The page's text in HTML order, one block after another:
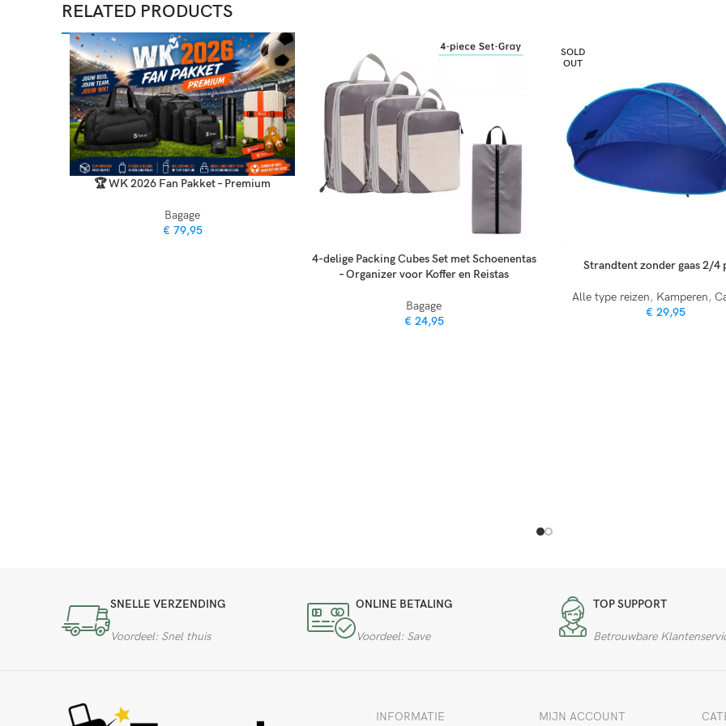
RELATED PRODUCTS
🏆 WK 2026 Fan Pakket – Premium
Bagage
€ 79,95
4-delige Packing Cubes Set met Schoenentas
– Organizer voor Koffer en Reistas
Bagage
€ 24,95
SOLD
OUT
Strandtent zonder gaas 2/4
Alle type reizen, Kamperen,
€ 29,95
SNELLE VERZENDING
Voordeel: Snel thuis
ONLINE BETALING
Voordeel: Save
TOP SUPPORT
Betrouwbare
INFORMATIE MIJN ACCOUNT